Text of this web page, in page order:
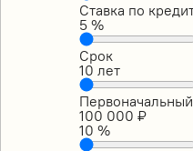
Ставка по
5 %
Срок
10 лет
100 000 ₽
10 %